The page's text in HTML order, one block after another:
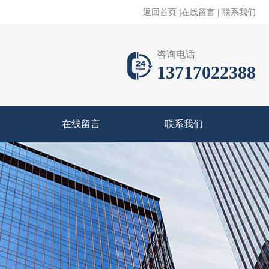
返回首页 |在线留言 | 联系我们
咨询电话
13717022388
在线留言 联系我们